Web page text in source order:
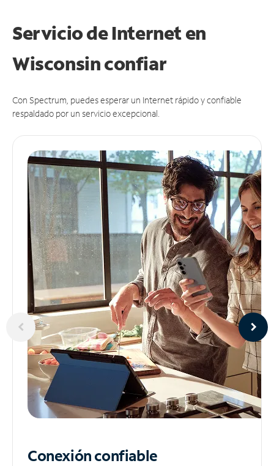
Servicio de Internet en
Wisconsinconfiar
Con Spectrum, puedes esperar un Internet rápido y confiable
respaldado por un servicio excepcional.
Conexión confiable